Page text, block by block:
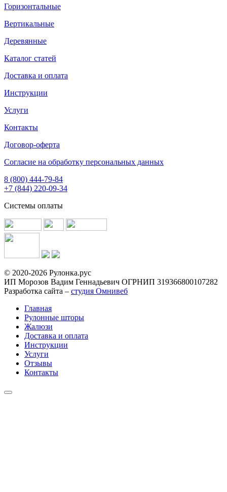
Горизонтальные
Вертикальные
Деревянные
Каталог статей
Доставка и оплата
Инструкции
Услуги
Контакты
Договор-оферта
Согласие на обработку персональных данных
8 (800) 444-79-84
+7 (844) 220-09-34
Системы оплаты
© 2020-2026 Рулонка.рус
ИП Морозов Вадим Геннадьевич ОГРНИП 319366800107282
Разработка сайта – студия Омнивеб
Главная
Рулонные шторы
Жалюзи
Доставка и оплата
Инструкции
Услуги
Отзывы
Контакты